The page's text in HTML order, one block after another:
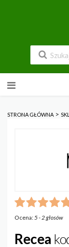
do
STRONA GŁÓWNA >
Ocena:5-2głosów
Recea